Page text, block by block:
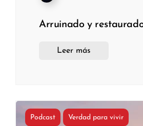
Arruinado y
Leer más
Podcast Verdad para vivir